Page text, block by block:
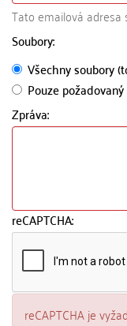
Tato emailová
Soubory:
Všechny soubory
Pouze
Zpráva:
reCAPTCHA:
reCAPTCHA je